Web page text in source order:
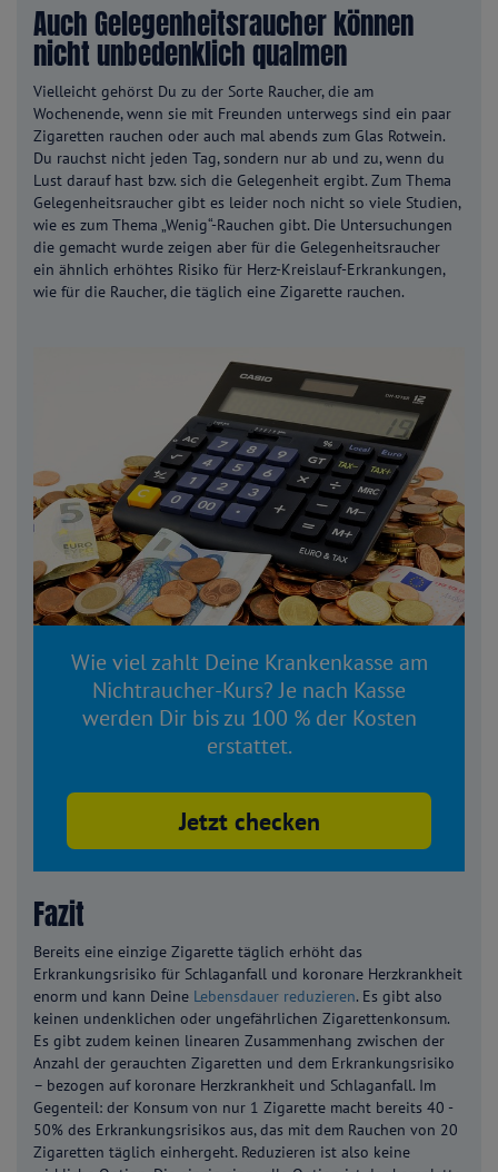
Auch Gelegenheitsraucher können
nicht unbedenklich qualmen
Vielleicht gehörst Du zu der Sorte Raucher, die am
Wochenende, wenn sie mit Freunden unterwegs sind ein paar
Zigaretten rauchen oder auch mal abends zum Glas Rotwein.
Du rauchst nicht jeden Tag, sondern nur ab und zu, wenn du
Lust darauf hast bzw. sich die Gelegenheit ergibt. Zum Thema
Gelegenheitsraucher gibt es leider noch nicht so viele Studien,
wie es zum Thema „Wenig“-Rauchen gibt. Die Untersuchungen
die gemacht wurde zeigen aber für die Gelegenheitsraucher
ein ähnlich erhöhtes Risiko für Herz-Kreislauf-Erkrankungen,
wie für die Raucher, die täglich eine Zigarette rauchen.
Wie viel zahlt Deine Krankenkasse am
Nichtraucher-Kurs? Je nach Kasse
werden Dir bis zu 100 % der Kosten
erstattet.
Jetzt checken
Fazit
Bereits eine einzige Zigarette täglich erhöht das
Erkrankungsrisiko für Schlaganfall und koronare Herzkrankheit
enorm und kann Deine Lebensdauer reduzieren. Es gibt also
keinen undenklichen oder ungefährlichen Zigarettenkonsum.
Es gibt zudem keinen linearen Zusammenhang zwischen der
Anzahl der gerauchten Zigaretten und dem Erkrankungsrisiko
– bezogen auf koronare Herzkrankheit und Schlaganfall. Im
Gegenteil: der Konsum von nur 1 Zigarette macht bereits 40 -
50% des Erkrankungsrisikos aus, das mit dem Rauchen von 20
Zigaretten täglich einhergeht. Reduzieren ist also keine